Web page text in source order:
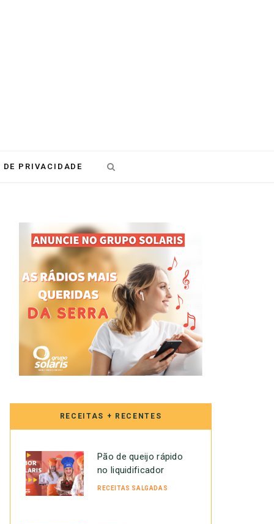
PRIVACIDADE
RECEITAS + RECENTES
Pão de queijo rápido
no liquidificador
RECEITAS SALGADAS